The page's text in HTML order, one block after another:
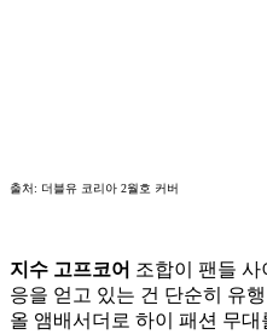
출처: 더블유 코리아 2월호 커버
지수 고프코어 조합이 팬들
응을 얻고 있는 건 단순히 유
올 앰배서더로 하이 패션 무